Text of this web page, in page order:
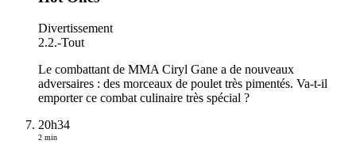
Divertissement
2.2.-Tout
Le combattant de MMA Ciryl Gane a de nouveaux
adversaires : des morceaux de poulet très pimentés. Va-t-il
emporter ce combat culinaire très spécial ?
20h34
2 min